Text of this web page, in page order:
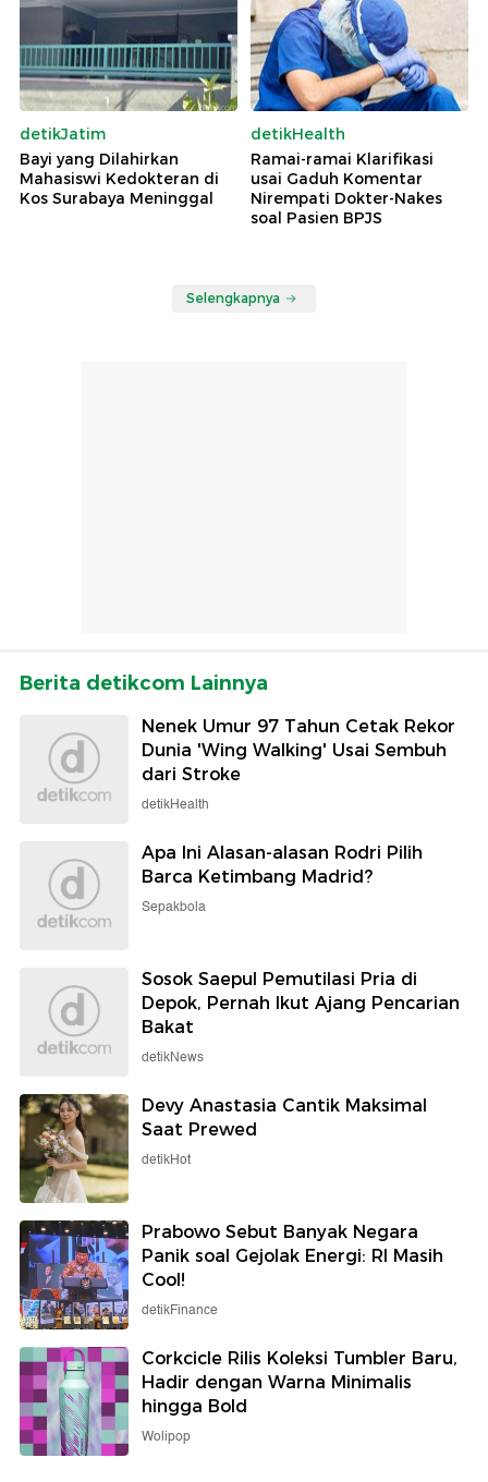
detikJatim
Bayi yang Dilahirkan
Mahasiswi Kedokteran di
Kos Surabaya Meninggal
detikHealth
Ramai-ramai Klarifikasi
usai Gaduh Komentar
Nirempati Dokter-Nakes
soal Pasien BPJS
Selengkapnya
Berita detikcom Lainnya
Nenek Umur 97 Tahun Cetak Rekor
Dunia 'Wing Walking' Usai Sembuh
dari Stroke
detikHealth
Apa Ini Alasan-alasan Rodri Pilih
Barca Ketimbang Madrid?
Sepakbola
Sosok Saepul Pemutilasi Pria di
Depok, Pernah Ikut Ajang Pencarian
Bakat
detikNews
Devy Anastasia Cantik Maksimal
Saat Prewed
detikHot
Prabowo Sebut Banyak Negara
Panik soal Gejolak Energi: RI Masih
Cool!
detikFinance
Corkcicle Rilis Koleksi Tumbler Baru,
Hadir dengan Warna Minimalis
hingga Bold
Wolipop